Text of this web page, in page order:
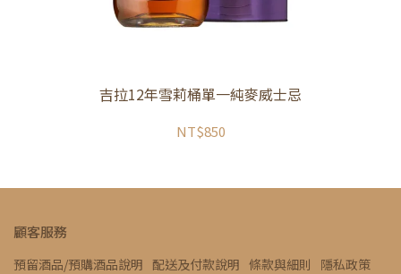
吉拉12年雪莉桶單一純麥威士忌
NT$850
顧客服務
預留酒品/預購酒品說明 配送及付款說明 條款與細則 隱私政策